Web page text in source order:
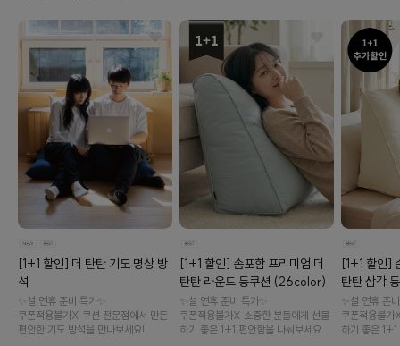
[1+1 할인] 더 탄탄 기도 명상 방
석
✨설 연휴 준비 특가✨
쿠폰적용불가X 쿠션 전문점에서 만든
편안한 기도 방석을 만나보세요!
[1+1 할인] 솜포함 프리미엄 더
탄탄 라운드 등쿠션 (26color)
✨설 연휴 준비 특가✨
쿠폰적용불가X 소중한 분들에게 선물
하기 좋은 1+1 편안함을 나눠보세요.
[1+1 할인]
탄탄 삼각
✨설 연휴 준
쿠폰적용불가
하기 좋은